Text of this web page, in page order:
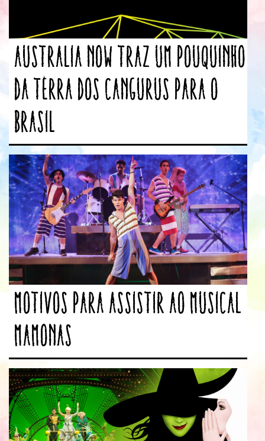
Australia Now traz um pouquinho
da terra dos cangurus para o
Brasil
Motivos para assistir ao Musical
Mamonas